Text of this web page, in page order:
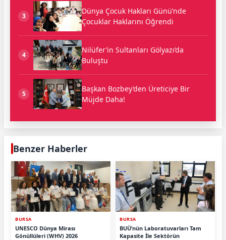
3
Dünya Çocuk Hakları Günü’nde
Çocuklar Haklarını Öğrendi
4
Nilüfer’in Sultanları Gölyazı’da
Buluştu
5
Başkan Bozbey’den Üreticiye Bir
Müjde Daha!
Benzer Haberler
BURSA
UNESCO Dünya Mirası
Gönüllüleri (WHV) 2026
BURSA
BUÜ’nün Laboratuvarları Tam
Kapasite İle Sektörün